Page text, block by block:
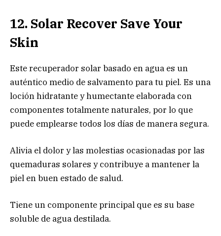
12. Solar Recover Save Your
Skin
Este recuperador solar basado en agua es un
auténtico medio de salvamento para tu piel. Es una
loción hidratante y humectante elaborada con
componentes totalmente naturales, por lo que
puede emplearse todos los días de manera segura.
Alivia el dolor y las molestias ocasionadas por las
quemaduras solares y contribuye a mantener la
piel en buen estado de salud.
Tiene un componente principal que es su base
soluble de agua destilada.